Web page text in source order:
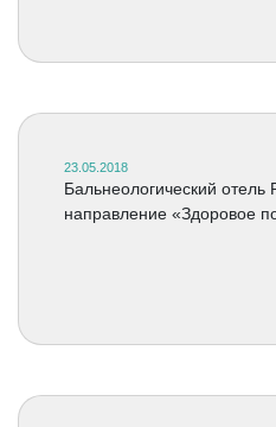
23.05.2018
Бальнеологический отель
направление «Здоровое